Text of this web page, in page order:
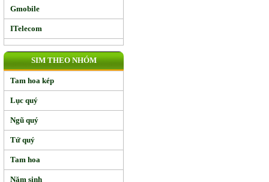
Gmobile
ITelecom
SIM THEO NHÓM
Tam hoa kép
Lục quý
Ngũ quý
Tứ quý
Tam hoa
Năm sinh